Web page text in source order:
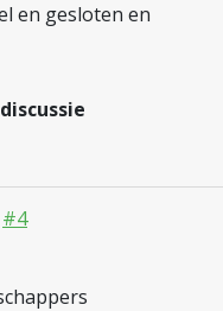
en gesloten en
#4